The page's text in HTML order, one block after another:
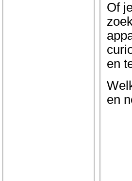
Of
en
en